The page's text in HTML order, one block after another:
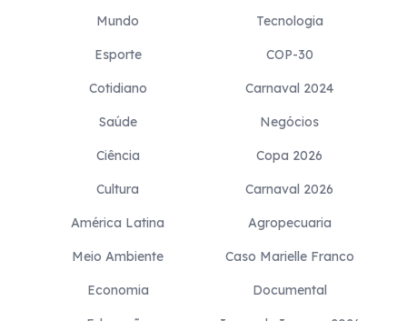
Mundo
Esporte
Cotidiano
Saúde
Ciência
Cultura
América Latina
Meio Ambiente
Economia
Tecnologia
COP-30
Carnaval 2024
Negócios
Copa 2026
Carnaval 2026
Agropecuaria
Caso Marielle Franco
Documental